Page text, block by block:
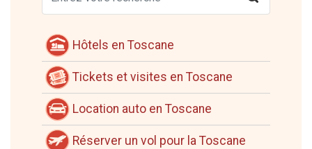
Hôtels en Toscane
Tickets et visites en Toscane
Location auto en Toscane
Réserver un vol pour la Toscane